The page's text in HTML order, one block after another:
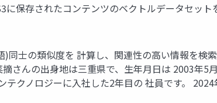
保存されたコンテンツのベクトルデータセット
)同士の類似度を 計算し、関連性の高い情報を
さんの出身地は三重県で、生年月日は 2003年5
クノロジーに入社した2年目の 社員です。